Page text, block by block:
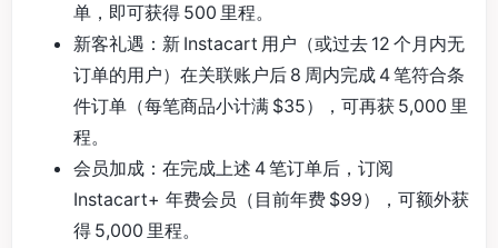
单，即可获得 500 里程。
新客礼遇：新 Instacart 用户（或过去 12 个月内无
订单的用户）在关联账户后 8 周内完成 4 笔符合条
件订单（每笔商品小计满 $35），可再获 5,000 里
程。
会员加成：在完成上述 4 笔订单后，订阅
Instacart+ 年费会员（目前年费 $99），可额外获
得 5,000 里程。